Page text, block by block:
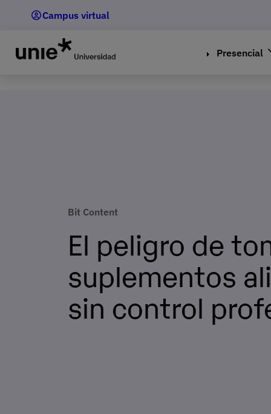
principal
Campus virtual
Presencial
Bit Content
El peligro de
suplementos
sin control